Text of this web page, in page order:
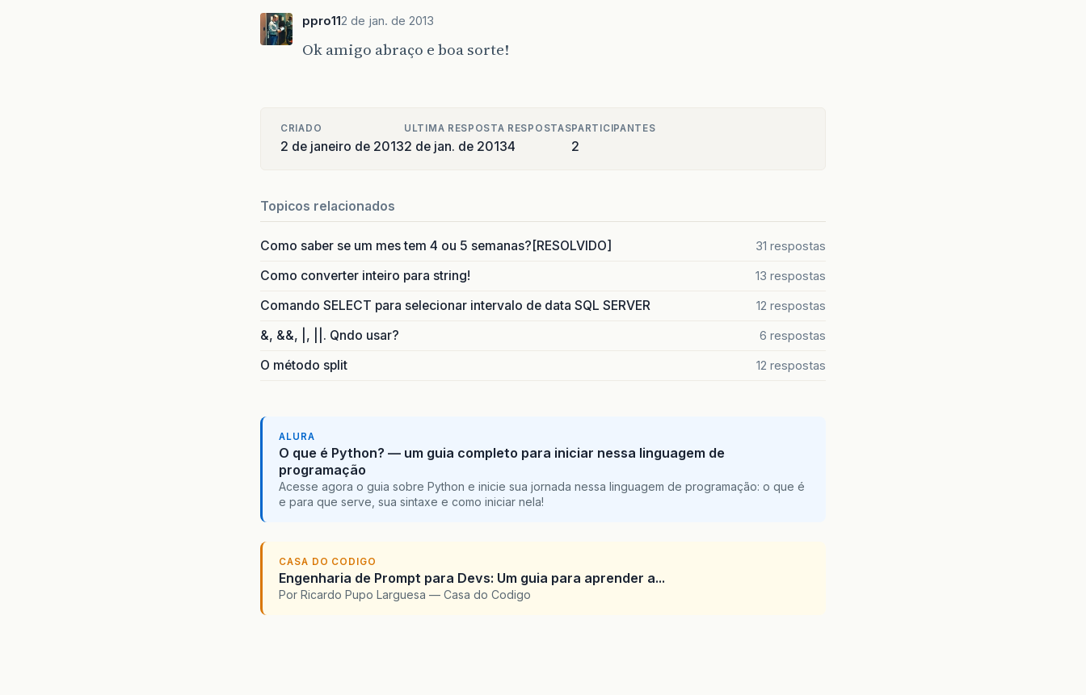
ppro112 de jan. de 2013
Ok amigo abraço e boa sorte!
CRIADO
2 de janeiro de 2013
ULTIMA RESPOSTA
2 de jan. de 2013
RESPOSTAS
4
PARTICIPANTES
2
Topicos relacionados
Como saber se um mes tem 4 ou 5 semanas?[RESOLVIDO] 31 respostas
Como converter inteiro para string! 13 respostas
Comando SELECT para selecionar intervalo de data SQL SERVER 12 respostas
&, &&, |, ||. Qndo usar? 6 respostas
O método split 12 respostas
ALURA
O que é Python? — um guia completo para iniciar nessa linguagem de
programação
Acesse agora o guia sobre Python e inicie sua jornada nessa linguagem de programação: o que é
e para que serve, sua sintaxe e como iniciar nela!
CASA DO CODIGO
Engenharia de Prompt para Devs: Um guia para aprender a...
Por Ricardo Pupo Larguesa — Casa do Codigo